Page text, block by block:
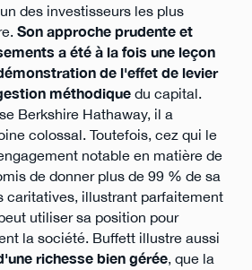
des investisseurs les plus
Son approche prudente et
a été à la fois une leçon
de l'effet de levier
méthodiquedu capital.
Berkshire Hathaway, il a
colossal. Toutefois, cez qui le
notable en matière de
de donner plus de 99 % de sa
caritatives, illustrant parfaitement
utiliser sa position pour
la société. Buffett illustre aussi
richesse bien gérée, que la